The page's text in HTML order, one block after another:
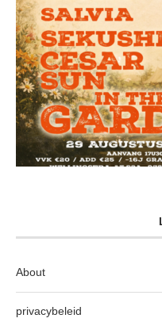
About
privacybeleid